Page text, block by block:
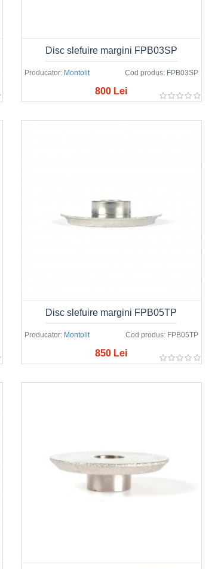
Producator: Montolit Cod produs: FPB03SP
Disc slefuire margini FPB03SP
800 Lei
Producator: Montolit Cod produs: FPB05TP
Disc slefuire margini FPB05TP
850 Lei